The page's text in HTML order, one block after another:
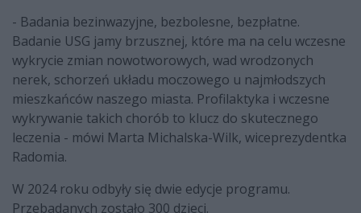
- Badania bezinwazyjne, bezbolesne, bezpłatne.
Badanie USG jamy brzusznej, które ma na celu wczesne
wykrycie zmian nowotworowych, wad wrodzonych
nerek, schorzeń układu moczowego u najmłodszych
mieszkańców naszego miasta. Profilaktyka i wczesne
wykrywanie takich chorób to klucz do skutecznego
leczenia - mówi Marta Michalska-Wilk, wiceprezydentka
Radomia.
W 2024 roku odbyły się dwie edycje programu.
Przebadanych zostało 300 dzieci.